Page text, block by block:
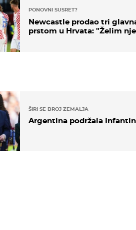
PONOVNI SUSRET?
Newcastle prodao tri
prstom u Hrvata: "Želim
ŠIRI SE BROJ ZEMALJA
Argentina podržala